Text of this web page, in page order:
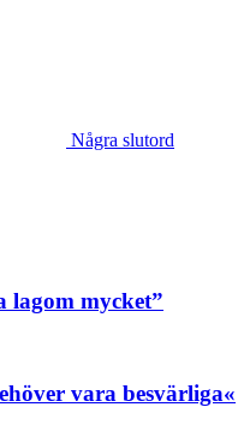
Några slutord
lagom mycket”
vara besvärliga«